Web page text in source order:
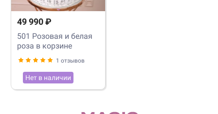
49 990 ₽
501 Розовая и белая
роза в корзине
1 отзывов
Нет в наличии